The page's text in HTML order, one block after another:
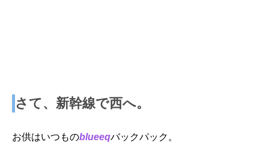
さて、新幹線で西へ。
お供はいつものblueeqバックパック。